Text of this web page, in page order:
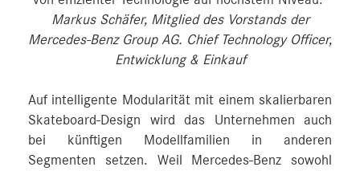
Markus Schäfer, Mitglied des Vorstands der
Mercedes-Benz Group AG. Chief Technology Officer,
Entwicklung & Einkauf
Auf intelligente Modularität mit einem skalierbaren
Skateboard-Design wird das Unternehmen auch
bei künftigen Modellfamilien in anderen
Segmenten setzen. Weil Mercedes-Benz sowohl